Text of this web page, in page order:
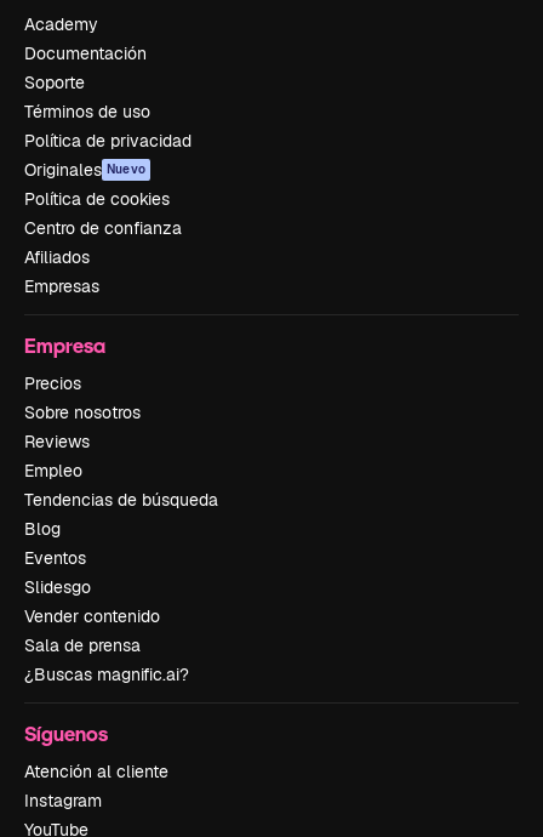
Academy
Documentación
Soporte
Términos de uso
Política de privacidad
Originales Nuevo
Política de cookies
Centro de confianza
Afiliados
Empresas
Empresa
Precios
Sobre nosotros
Reviews
Empleo
Tendencias de búsqueda
Blog
Eventos
Slidesgo
Vender contenido
Sala de prensa
¿Buscas magnific.ai?
Síguenos
Atención al cliente
Instagram
YouTube